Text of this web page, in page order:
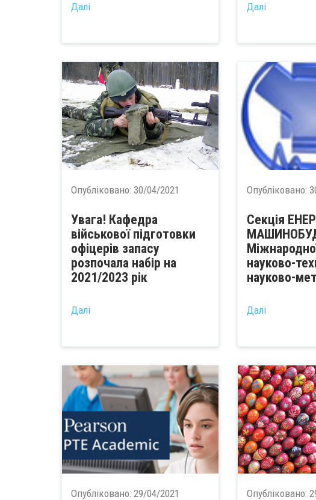
Далі
Далі
Опубліковано: 30/04/2021
Увага! Кафедра
військової підготовки
офіцерів запасу
розпочала набір на
2021/2023 рік
Далі
Опубліковано:
Секція
науково-
науково-
Далі
Опубліковано: 29/04/2021 Опубліковано: